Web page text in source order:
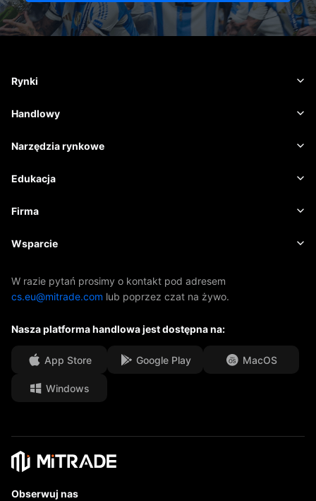
Rynki
Waluta
Towary
Handlowy
Platforma handlowa
Zarządzanie ryzykiem
Narzędzia rynkowe
Kalendarz ekonomiczny
Aktualności
Edukacja
Podstawy
EBook
Firma
O firmie Mitrade
Nasze nagrody
Centrum medialne
Możliwości kariery
Dokumenty prawne
Wsparcie
Centrum pomocy
Często zadawane pytania
W razie pytań prosimy o kontakt pod adresem
cs.eu@mitrade.com lub poprzez czat na żywo.
Nasza platforma handlowa jest dostępna na:
App Store Google Play MacOS
Windows
Obserwuj nas